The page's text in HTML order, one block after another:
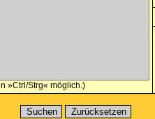
»Ctrl/Strg« möglich.)